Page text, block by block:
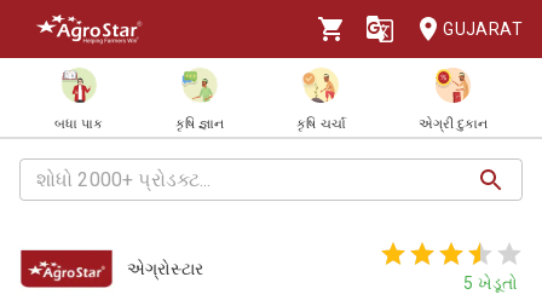
GUJARAT
બધા પાક કૃષિ જ્ઞાન કૃષિ ચર્ચા એગ્રી દુકાન
એગ્રોસ્ટાર
5 ખેડૂતો